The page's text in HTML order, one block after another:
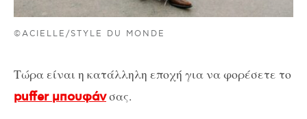
©ACIELLE/STYLE DU MONDE
Τώρα είναι η κατάλληλη εποχή για να φορέσετε το
puffer μπουφάνσας.